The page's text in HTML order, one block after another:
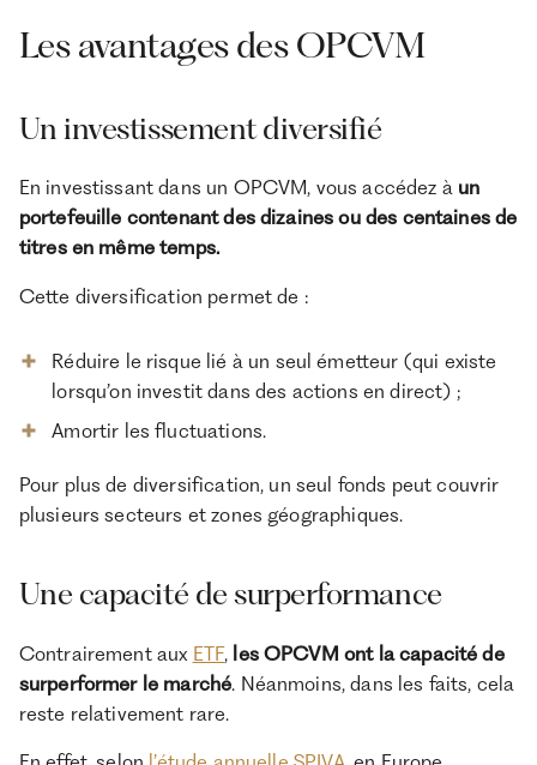
Les avantages des OPCVM
Un investissement diversifié
En investissant dans un OPCVM, vous accédez à un
portefeuille contenant des dizaines ou des centaines de
titres en même temps.
Cette diversification permet de :
Réduire le risque lié à un seul émetteur (qui existe
lorsqu’on investit dans des actions en direct) ;
Amortir les fluctuations.
Pour plus de diversification, un seul fonds peut couvrir
plusieurs secteurs et zones géographiques.
Une capacité de surperformance
Contrairement aux ETF, les OPCVM ont la capacité de
surperformer le marché. Néanmoins, dans les faits, cela
reste relativement rare.